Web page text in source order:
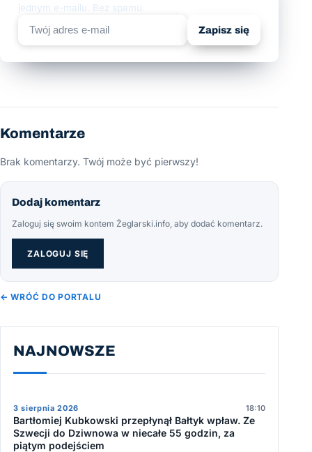
jednym e-mailu. Bez spamu.
Zapisz się
Komentarze
Brak komentarzy. Twój może być pierwszy!
Dodaj komentarz
Zaloguj się swoim kontem Żeglarski.info, aby dodać komentarz.
ZALOGUJ SIĘ
← WRÓĆ DO PORTALU
NAJNOWSZE
3 sierpnia 2026 18:10
Bartłomiej Kubkowski przepłynął Bałtyk wpław. Ze
Szwecji do Dziwnowa w niecałe 55 godzin, za
piątym podejściem